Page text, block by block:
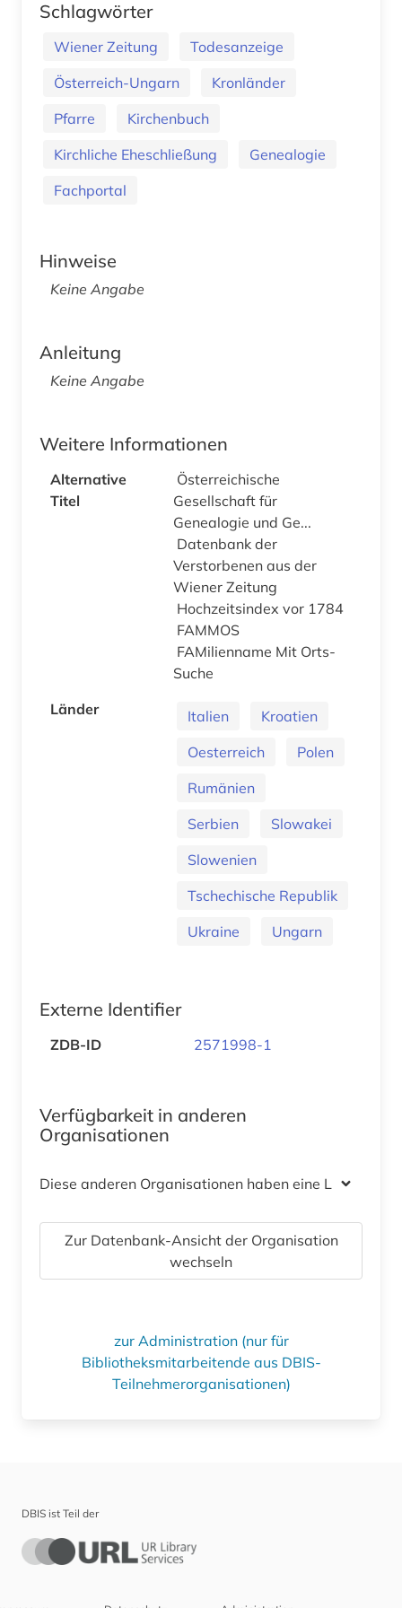
Schlagwörter
Wiener Zeitung
Todesanzeige
Österreich-Ungarn
Kronländer
Pfarre
Kirchenbuch
Kirchliche Eheschließung
Genealogie
Fachportal
Hinweise
Keine Angabe
Anleitung
Keine Angabe
Weitere Informationen
Alternative
Titel
Österreichische
Gesellschaft für
Genealogie und Ge...
Datenbank der
Verstorbenen aus der
Wiener Zeitung
Hochzeitsindex vor 1784
FAMMOS
FAMilienname Mit Orts-
Suche
Länder
Italien
Kroatien
Oesterreich
Polen
Rumänien
Serbien
Slowakei
Slowenien
Tschechische Republik
Ukraine
Ungarn
Externe Identifier
ZDB-ID 2571998-1
Verfügbarkeit in anderen
Organisationen
Diese anderen Organisationen haben eine Lizenz
Zur Datenbank-Ansicht der Organisation
wechseln
zur Administration (nur für
Bibliotheksmitarbeitende aus DBIS-
Teilnehmerorganisationen)
DBIS ist Teil der